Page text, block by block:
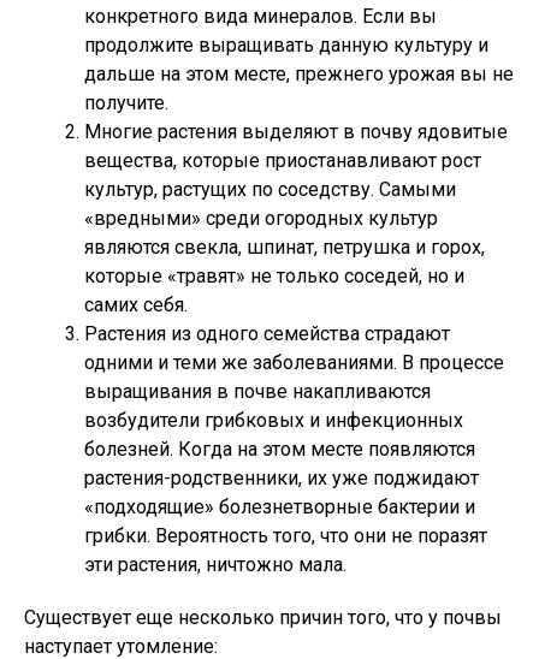
конкретного вида минералов. Если вы
продолжите выращивать данную культуру и
дальше на этом месте, прежнего урожая вы не
получите.
Многие растения выделяют в почву ядовитые
вещества, которые приостанавливают рост
культур, растущих по соседству. Самыми
«вредными» среди огородных культур
являются свекла, шпинат, петрушка и горох,
которые «травят» не только соседей, но и
самих себя.
Растения из одного семейства страдают
одними и теми же заболеваниями. В процессе
выращивания в почве накапливаются
возбудители грибковых и инфекционных
болезней. Когда на этом месте появляются
растения-родственники, их уже поджидают
«подходящие» болезнетворные бактерии и
грибки. Вероятность того, что они не поразят
эти растения, ничтожно мала.
Существует еще несколько причин того, что у почвы
наступает утомление: